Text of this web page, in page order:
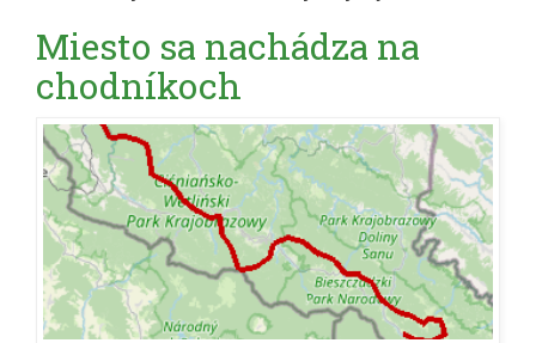
Miesto sa nachádza na
chodníkoch